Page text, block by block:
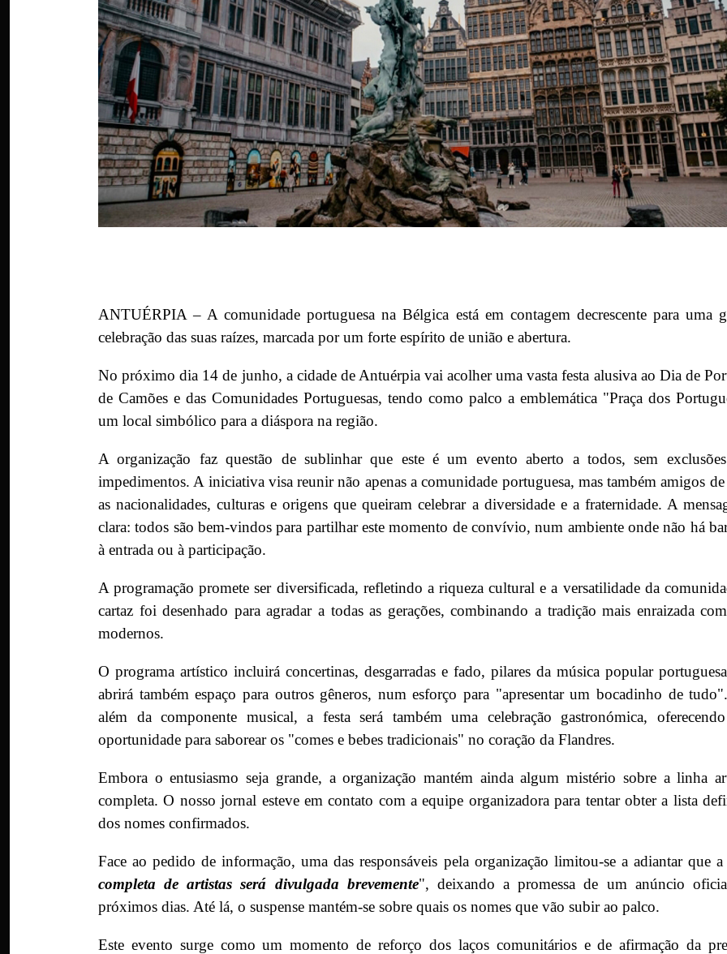
ANTUÉRPIA – A comunidade portuguesa na Bélgica está em contagem decrescente para uma
celebração das suas raízes, marcada por um forte espírito de união e abertura.
No próximo dia 14 de junho, a cidade de Antuérpia vai acolher uma vasta festa alusiva ao Dia de
de Camões e das Comunidades Portuguesas, tendo como palco a emblemática "Praça dos
um local simbólico para a diáspora na região.
A organização faz questão de sublinhar que este é um evento aberto a todos, sem
impedimentos. A iniciativa visa reunir não apenas a comunidade portuguesa, mas também amigos de
as nacionalidades, culturas e origens que queiram celebrar a diversidade e a fraternidade. A
clara: todos são bem-vindos para partilhar este momento de convívio, num ambiente onde não há
à entrada ou à participação.
A programação promete ser diversificada, refletindo a riqueza cultural e a versatilidade da
cartaz foi desenhado para agradar a todas as gerações, combinando a tradição mais enraizada
modernos.
O programa artístico incluirá concertinas, desgarradas e fado, pilares da música popular
abrirá também espaço para outros gêneros, num esforço para "apresentar um bocadinho de
além da componente musical, a festa será também uma celebração gastronómica,
oportunidade para saborear os "comes e bebes tradicionais" no coração da Flandres.
Embora o entusiasmo seja grande, a organização mantém ainda algum mistério sobre a linha
completa. O nosso jornal esteve em contato com a equipe organizadora para tentar obter a lista
dos nomes confirmados.
Face ao pedido de informação, uma das responsáveis pela organização limitou-se a adiantar que
completa de artistas será divulgada brevemente", deixando a promessa de um anúncio
próximos dias. Até lá, o suspense mantém-se sobre quais os nomes que vão subir ao palco.
Este evento surge como um momento de reforço dos laços comunitários e de afirmação da